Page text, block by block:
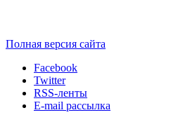
Полная версия сайта
Facebook
Twitter
RSS-ленты
E-mail рассылка